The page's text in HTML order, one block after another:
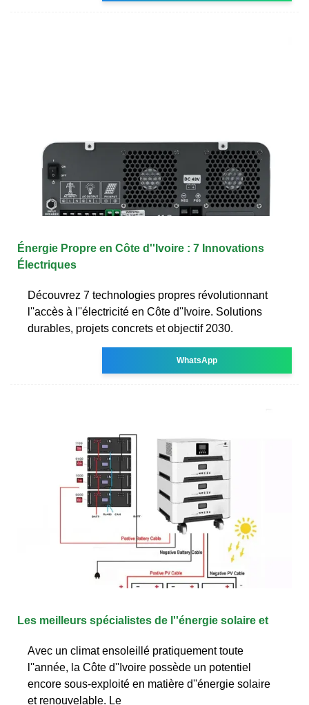
Énergie Propre en Côte d''Ivoire : 7 Innovations
Électriques
Découvrez 7 technologies propres révolutionnant
l''accès à l''électricité en Côte d''Ivoire. Solutions
durables, projets concrets et objectif 2030.
WhatsApp
Les meilleurs spécialistes de l''énergie solaire et
Avec un climat ensoleillé pratiquement toute
l''année, la Côte d''Ivoire possède un potentiel
encore sous-exploité en matière d''énergie solaire
et renouvelable. Le